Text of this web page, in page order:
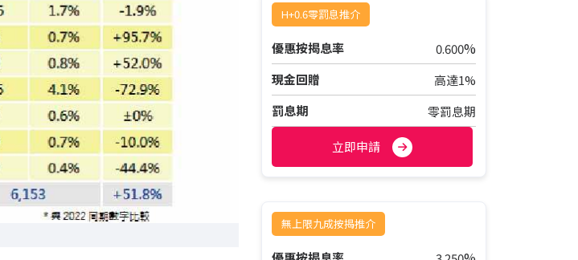
H+0.6零罰息推介
優惠按揭息率 0.600%
現金回贈
高達1%
罰息期
零罰息期
立即申請
無上限九成按揭推介